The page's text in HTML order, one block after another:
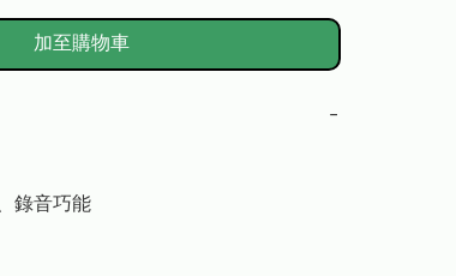
加至購物車
−
錄音巧能